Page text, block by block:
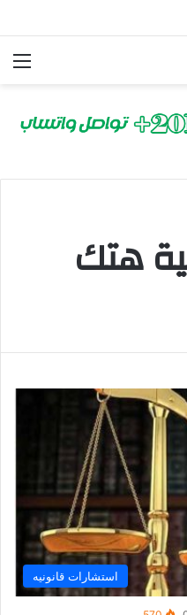
هتك
استشارات قانونيه